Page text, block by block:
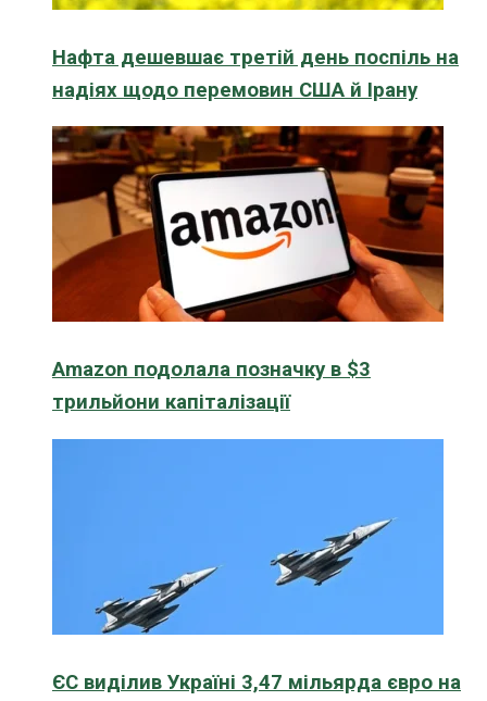
Нафта дешевшає третій день поспіль на
надіях щодо перемовин США й Ірану
Amazon подолала позначку в $3
трильйони капіталізації
ЄС виділив Україні 3,47 мільярда євро на